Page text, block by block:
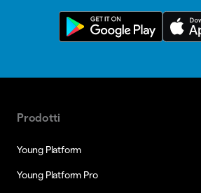
Prodotti
Young Platform
Young Platform Pro